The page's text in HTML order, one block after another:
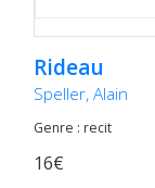
Rideau
Speller, Alain
Genre : recit
16€